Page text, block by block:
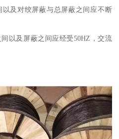
及对绞屏蔽与总屏蔽之间应不断
以及屏蔽之间应经受50HZ，交流